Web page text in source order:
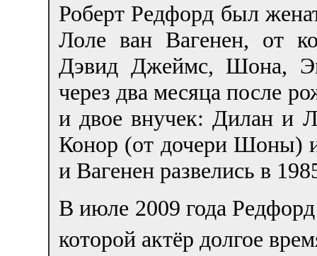
Роберт Редфорд был
Лоле ван Вагенен, от
Дэвид Джеймс, Шона,
через два месяца после
и двое внучек: Дилан и
Конор (от дочери Шоны)
и Вагенен развелись в
В июле 2009 года
которой актёр долгое